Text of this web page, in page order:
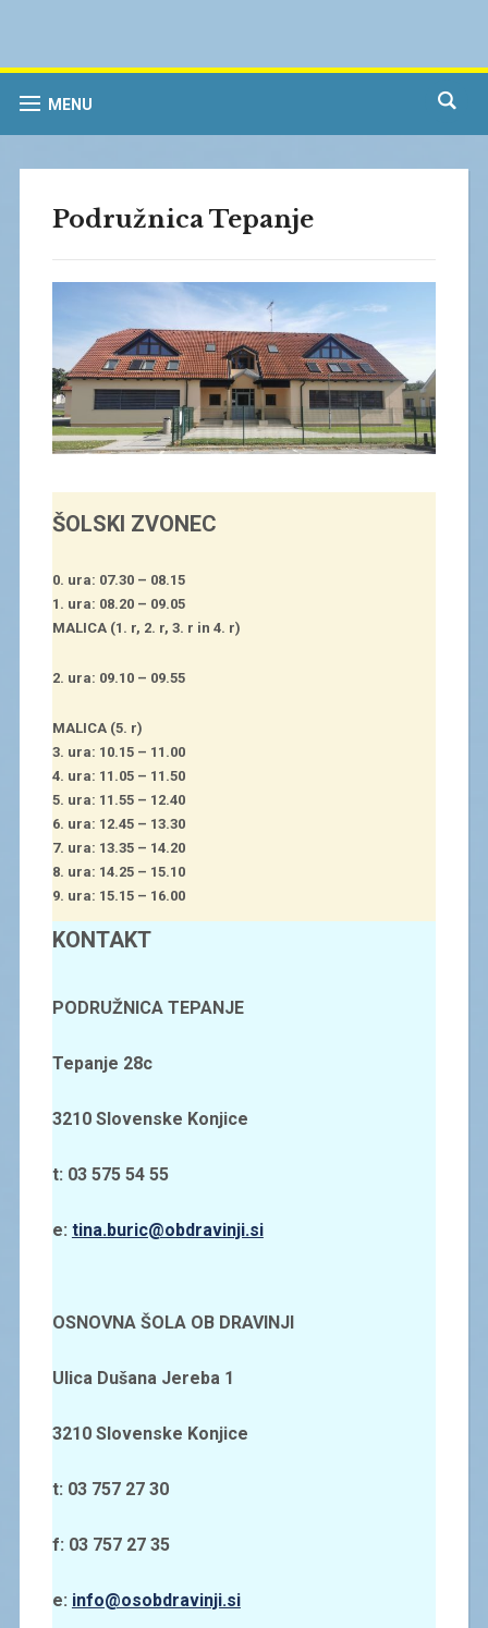
MENU
Podružnica Tepanje
ŠOLSKI ZVONEC
0. ura: 07.30 – 08.15
1. ura: 08.20 – 09.05
MALICA (1. r, 2. r, 3. r in 4. r)
2. ura: 09.10 – 09.55
MALICA (5. r)
3. ura: 10.15 – 11.00
4. ura: 11.05 – 11.50
5. ura: 11.55 – 12.40
6. ura: 12.45 – 13.30
7. ura: 13.35 – 14.20
8. ura: 14.25 – 15.10
9. ura: 15.15 – 16.00
KONTAKT
PODRUŽNICA TEPANJE
Tepanje 28c
3210 Slovenske Konjice
t: 03 575 54 55
e: tina.buric@obdravinji.si
OSNOVNA ŠOLA OB DRAVINJI
Ulica Dušana Jereba 1
3210 Slovenske Konjice
t: 03 757 27 30
f: 03 757 27 35
e: info@osobdravinji.si